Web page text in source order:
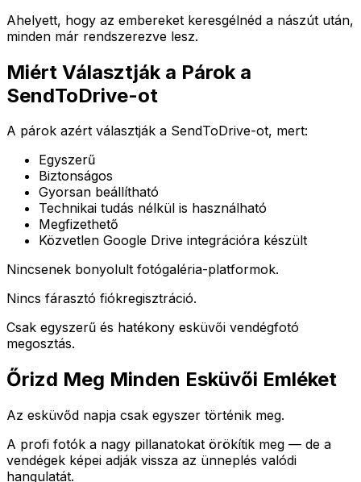
Ahelyett, hogy az embereket keresgélnéd a nászút után,
minden már rendszerezve lesz.
Miért Választják a Párok a
SendToDrive-ot
A párok azért választják a SendToDrive-ot, mert:
Egyszerű
Biztonságos
Gyorsan beállítható
Technikai tudás nélkül is használható
Megfizethető
Közvetlen Google Drive integrációra készült
Nincsenek bonyolult fotógaléria-platformok.
Nincs fárasztó fiókregisztráció.
Csak egyszerű és hatékony esküvői vendégfotó
megosztás.
Őrizd Meg Minden Esküvői Emléket
Az esküvőd napja csak egyszer történik meg.
A profi fotók a nagy pillanatokat örökítik meg — de a
vendégek képei adják vissza az ünneplés valódi
hangulatát.